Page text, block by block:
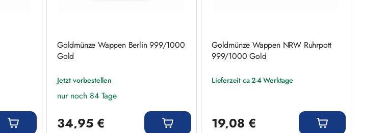
Goldmünze Wappen Berlin 999/1000
Gold
Jetzt vorbestellen
nur noch 84 Tage
34,95 €
Goldmünze Wappen NRW Ruhrpott
999/1000 Gold
Lieferzeit ca 2-4 Werktage
19,08 €